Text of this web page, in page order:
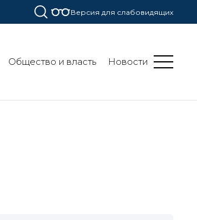
Версия для слабовидящих
Общество и власть Новости